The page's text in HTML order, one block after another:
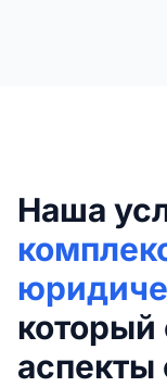
Наша
который
аспекты